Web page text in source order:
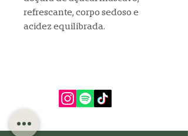
refrescante, corpo sedoso e
acidez equilibrada.